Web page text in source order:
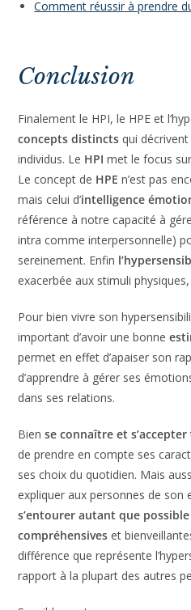
détendre et de te ressourcer.
Lire aussi :
comment retrouver un
Se sentir incompris : 5 clés
émotionnelle
Comment réussir à prendre
Conclusion
Finalement le HPI, le HPE et
concepts distinctsqui décrivent
des individus. LeHPImet le
intellectuelles. Le concept de
suffisamment développé mais
émotionnelle, lui, l’est. Il fait
interpersonnelle) pour
l’hypersensibilitérenvoie à une
stimuli physiques, sociaux et
Pour bien vivre son
important d’avoir une bonne
permet en effet d’apaiser son
Puis d’apprendre à gérer ses